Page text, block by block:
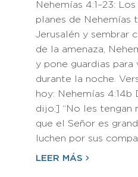
Nehemías 4:1–23:
planes de Nehemías
Jerusalén y sembrar
de la amenaza,
y pone guardias para
durante la noche.
hoy: Nehemías 4:14b
dijo:] “No les tengan
que el Señor es
luchen por sus
LEER MÁS